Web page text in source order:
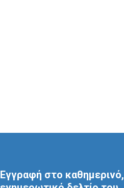
Εγγραφή στο καθημερινό,